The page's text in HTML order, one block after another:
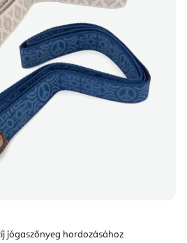
jógaszőnyeg hordozásához